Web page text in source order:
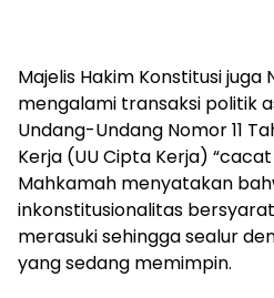
Majelis Hakim Konstitusi juga
mengalami transaksi politik
Undang-Undang Nomor 11
Kerja (UU Cipta Kerja)
Mahkamah menyatakan
inkonstitusionalitas
merasuki sehingga sealur
yang sedang memimpin.